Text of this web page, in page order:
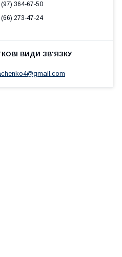
364-67-50
273-47-24